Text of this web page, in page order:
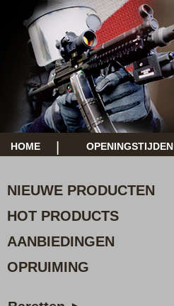
HOME OPENINGSTIJDEN
NIEUWE PRODUCTEN
HOT PRODUCTS
AANBIEDINGEN
OPRUIMING